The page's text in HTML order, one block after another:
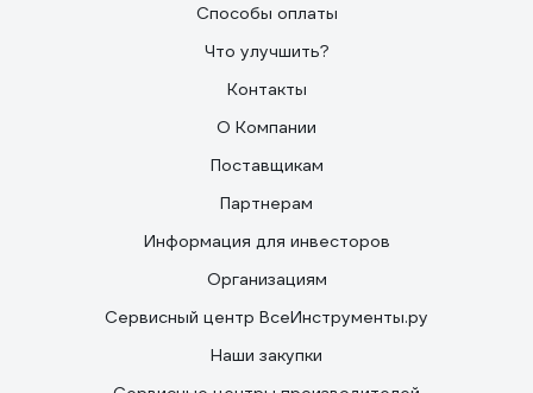
Способы оплаты
Что улучшить?
Контакты
О Компании
Поставщикам
Партнерам
Информация для инвесторов
Организациям
Сервисный центр ВсеИнструменты.ру
Наши закупки